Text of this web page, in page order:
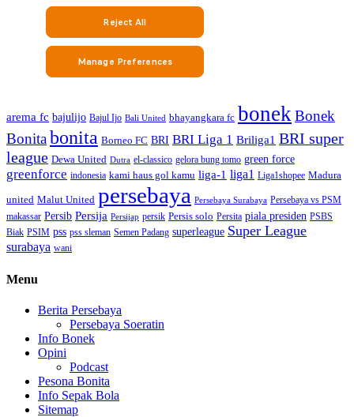
arema fc bajulijo Bajul Ijo Bali United bhayangkara fc bonekBonek
Bonitabonita Borneo FC BRI BRI Liga 1 Briliga1 BRI super
league Dewa United Dutra el-classico gelora bung tomo green force
greenforce indonesia kami haus gol kamu liga-1 liga1 Liga1shopee Madura
united Malut United persebaya Persebaya Surabaya Persebaya vs PSM
makassar Persib Persija Persijap persik Persis solo Persita piala presiden PSBS
Biak PSIM pss pss sleman Semen Padang superleague Super League
surabaya wani
Menu
Berita Persebaya
Persebaya Soeratin
Info Bonek
Opini
Podcast
Pesona Bonita
Info Sepak Bola
Sitemap